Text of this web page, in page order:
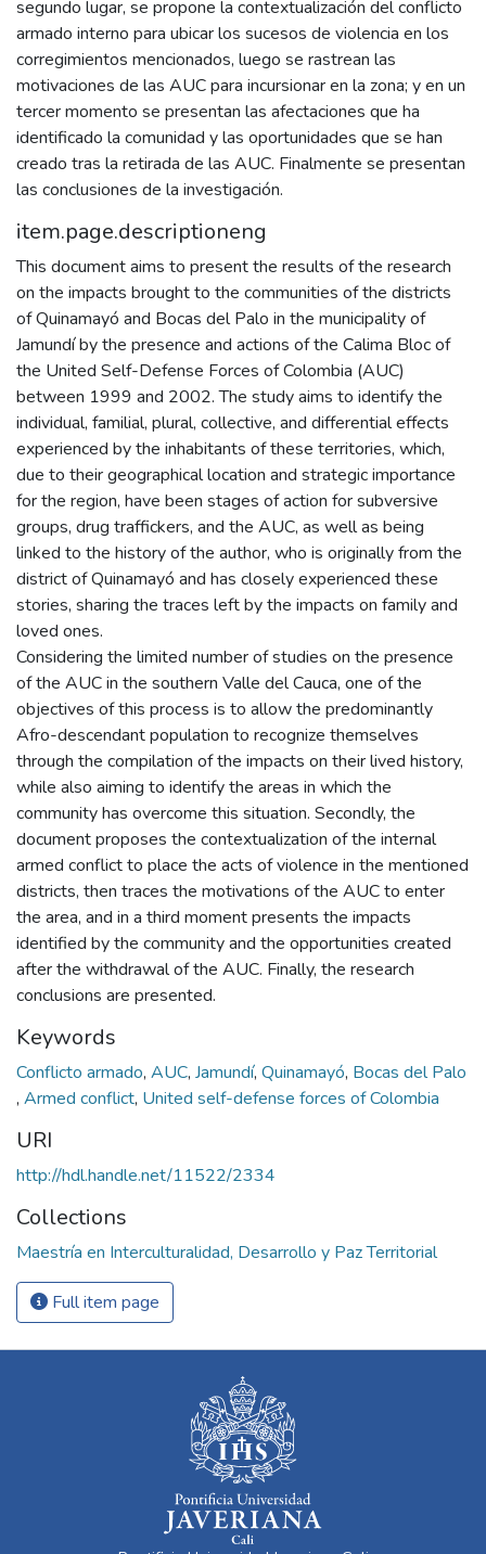
segundo lugar, se propone la contextualización del conflicto
armado interno para ubicar los sucesos de violencia en los
corregimientos mencionados, luego se rastrean las
motivaciones de las AUC para incursionar en la zona; y en un
tercer momento se presentan las afectaciones que ha
identificado la comunidad y las oportunidades que se han
creado tras la retirada de las AUC. Finalmente se presentan
las conclusiones de la investigación.
item.page.descriptioneng
This document aims to present the results of the research
on the impacts brought to the communities of the districts
of Quinamayó and Bocas del Palo in the municipality of
Jamundí by the presence and actions of the Calima Bloc of
the United Self-Defense Forces of Colombia (AUC)
between 1999 and 2002. The study aims to identify the
individual, familial, plural, collective, and differential effects
experienced by the inhabitants of these territories, which,
due to their geographical location and strategic importance
for the region, have been stages of action for subversive
groups, drug traffickers, and the AUC, as well as being
linked to the history of the author, who is originally from the
district of Quinamayó and has closely experienced these
stories, sharing the traces left by the impacts on family and
loved ones.
Considering the limited number of studies on the presence
of the AUC in the southern Valle del Cauca, one of the
objectives of this process is to allow the predominantly
Afro-descendant population to recognize themselves
through the compilation of the impacts on their lived history,
while also aiming to identify the areas in which the
community has overcome this situation. Secondly, the
document proposes the contextualization of the internal
armed conflict to place the acts of violence in the mentioned
districts, then traces the motivations of the AUC to enter
the area, and in a third moment presents the impacts
identified by the community and the opportunities created
after the withdrawal of the AUC. Finally, the research
conclusions are presented.
Keywords
Conflicto armado, AUC, Jamundí, Quinamayó, Bocas del Palo
, Armed conflict, United self-defense forces of Colombia
URI
http://hdl.handle.net/11522/2334
Collections
Maestría en Interculturalidad, Desarrollo y Paz Territorial
Full item page